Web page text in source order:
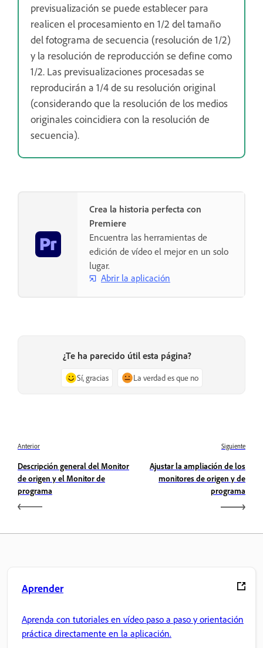
previsualización se puede establecer para
realicen el procesamiento en 1/2 del tamaño
del fotograma de secuencia (resolución de 1/2)
y la resolución de reproducción se define como
1/2. Las previsualizaciones procesadas se
reproducirán a 1/4 de su resolución original
(considerando que la resolución de los medios
originales coincidiera con la resolución de
secuencia).
Crea la historia perfecta con
Premiere
Encuentra las herramientas de
edición de vídeo el mejor en un solo
lugar.
Abrir la aplicación
¿Te ha parecido útil esta página?
Sí, gracias La verdad es que no
Anterior
Descripción general del Monitor
de origen y el Monitor de
programa
Siguiente
Ajustar la ampliación de los
monitores de origen y de
programa
Aprender
Aprenda con tutoriales en vídeo paso a paso y orientación
práctica directamente en la aplicación.